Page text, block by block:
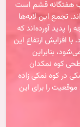
هفتگانه قشم است
تجمع این لایه‌ها
پدید آورده‌اند که
افزایش ارتفاع این
بنابراین
کوه نمکدان
در کوه نمکی زاده
را برای این